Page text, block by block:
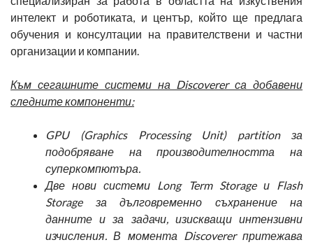
интелект и роботиката, и център, който ще предлага
обучения и консултации на правителствени и частни
организации и компании.
Към сегашните системи на Discoverer са добавени
следните компоненти:
GPU (Graphics Processing Unit) partition за
подобряване на производителността на
суперкомпютъра.
Две нови системи Long Term Storage и Flash
Storage за дълговременно съхранение на
данните и за задачи, изискващи интензивни
изчисления. В момента Discoverer притежава